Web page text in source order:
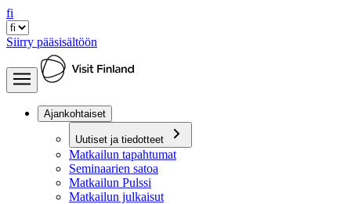
fi
Siirry pääsisältöön
Ajankohtaiset
Uutiset ja tiedotteet
Matkailun tapahtumat
Seminaarien satoa
Matkailun Pulssi
Matkailun julkaisut